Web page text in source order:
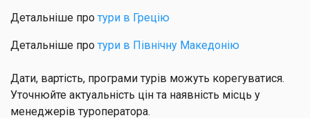
Детальніше про тури в Грецію
Детальніше про тури в Північну Македонію
Дати, вартість, програми турів можуть корегуватися.
Уточнюйте актуальність цін та наявність місць у
менеджерів туроператора.